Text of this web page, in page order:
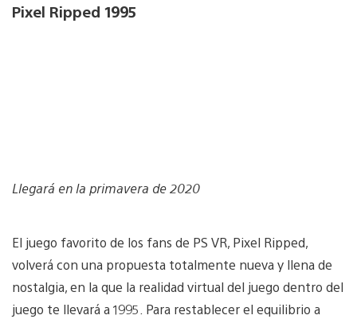
Pixel Ripped 1995
Llegará en la primavera de 2020
El juego favorito de los fans de PS VR, Pixel Ripped,
volverá con una propuesta totalmente nueva y llena de
nostalgia, en la que la realidad virtual del juego dentro del
juego te llevará a 1995. Para restablecer el equilibrio a